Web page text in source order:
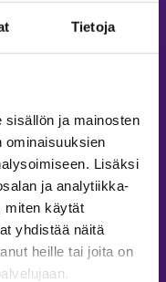
Tietoja
sisällön ja mainosten
ominaisuuksien
Lisäksi
ja analytiikka-
miten käytät
yhdistää näitä
heille tai joita on